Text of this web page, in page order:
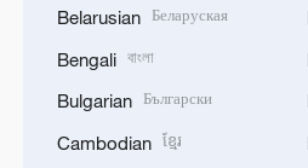
Belarusian Беларуская
Bengali বাংলা
Bulgarian Български
Cambodian ខ្មែរ